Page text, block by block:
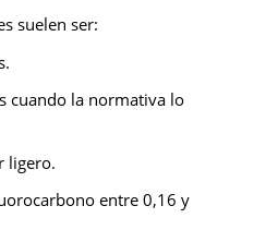
suelen ser:
cuando la normativa lo
ligero.
entre 0,16 y